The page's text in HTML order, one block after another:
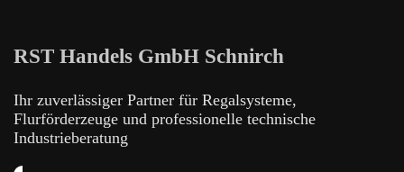
RST Handels GmbH Schnirch
Ihr zuverlässiger Partner für Regalsysteme,
Flurförderzeuge und professionelle technische
Industrieberatung